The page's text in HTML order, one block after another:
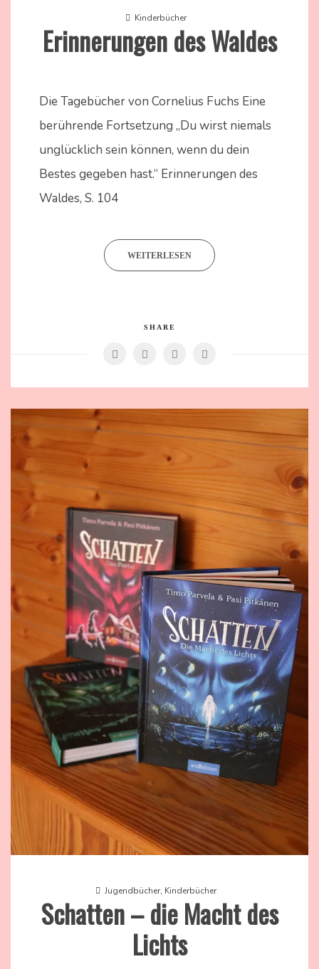
Kinderbücher
Erinnerungen des Waldes
Februar
2024
Kammer
Die Tagebücher von Cornelius Fuchs Eine
berührende Fortsetzung „Du wirst niemals
unglücklich sein können, wenn du dein
Bestes gegeben hast.“ Erinnerungen des
Waldes, S. 104
WEITERLESEN
SHARE
Jugendbücher, Kinderbücher
Schatten – die Macht des
Lichts